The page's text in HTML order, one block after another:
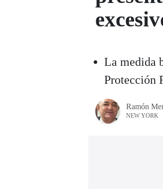
La medida
Protección
Ramón
NEW YORK